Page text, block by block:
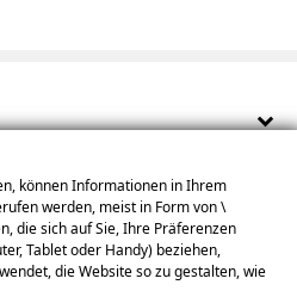
können Informationen in Ihrem
werden, meist in Form von \
die sich auf Sie, Ihre Präferenzen
Tablet oder Handy) beziehen,
die Website so zu gestalten, wie